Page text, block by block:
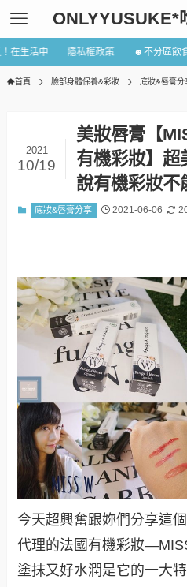
ONLYYUSUKE*
在生活中 隱私權政策 ☻不分區飲
首頁 臉部身體保養&彩妝 底妝&唇膏分
美妝唇膏【
有機彩妝】超
說有機彩妝不
2021
10/19
底妝&唇膏分享 2021-06-06
今天超興奮跟妳們分享這
代理的法國有機彩妝
塗抹又好水潤是它的一大